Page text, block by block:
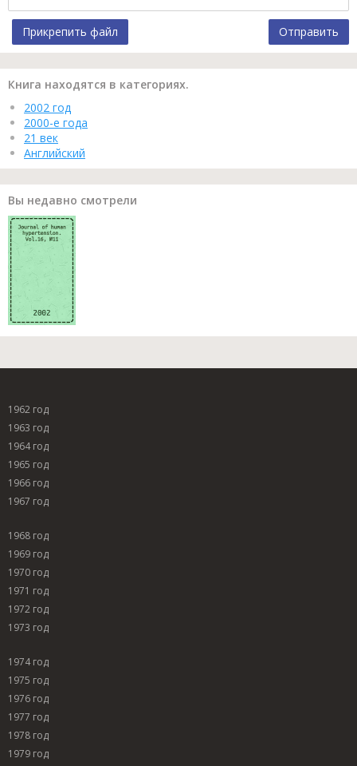
Прикрепить файл Отправить
Книга находятся в категориях.
2002 год
2000-е года
21 век
Английский
Вы недавно смотрели
1962 год
1963 год
1964 год
1965 год
1966 год
1967 год
1968 год
1969 год
1970 год
1971 год
1972 год
1973 год
1974 год
1975 год
1976 год
1977 год
1978 год
1979 год